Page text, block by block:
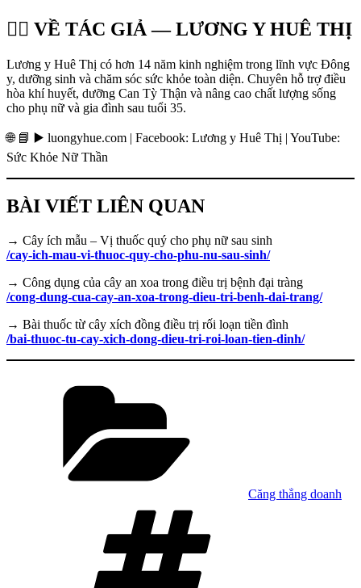
👩‍⚕️ VỀ TÁC GIẢ — LƯƠNG Y HUÊ THỊ
Lương y Huê Thị có hơn 14 năm kinh nghiệm trong lĩnh vực Đông
y, dưỡng sinh và chăm sóc sức khỏe toàn diện. Chuyên hỗ trợ điều
hòa khí huyết, dưỡng Can Tỳ Thận và nâng cao chất lượng sống
cho phụ nữ và gia đình sau tuổi 35.
🌐 📘 ▶️ luongyhue.com | Facebook: Lương y Huê Thị | YouTube:
Sức Khỏe Nữ Thần
BÀI VIẾT LIÊN QUAN
→ Cây ích mẫu – Vị thuốc quý cho phụ nữ sau sinh
/cay-ich-mau-vi-thuoc-quy-cho-phu-nu-sau-sinh/
→ Công dụng của cây an xoa trong điều trị bệnh đại tràng
/cong-dung-cua-cay-an-xoa-trong-dieu-tri-benh-dai-trang/
→ Bài thuốc từ cây xích đồng điều trị rối loạn tiền đình
/bai-thuoc-tu-cay-xich-dong-dieu-tri-roi-loan-tien-dinh/
Căng thẳng doanh